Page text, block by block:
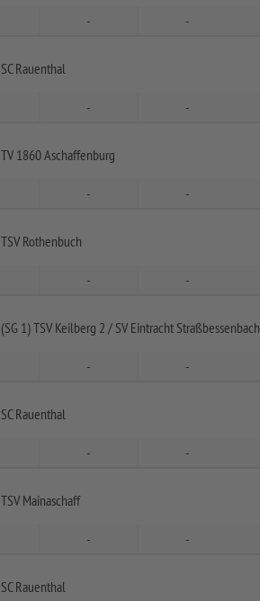
- -
SC Rauenthal
- -
TV 1860 Aschaffenburg
- -
TSV Rothenbuch
- -
(SG 1) TSV Keilberg 2 / SV Eintracht Straßbessenbach
- -
SC Rauenthal
- -
TSV Mainaschaff
- -
SC Rauenthal